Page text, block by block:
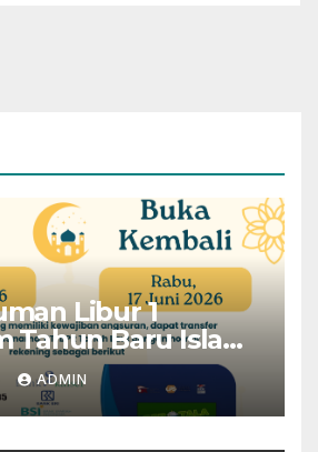
Libur 1
Tahun Baru Islam
ADMIN